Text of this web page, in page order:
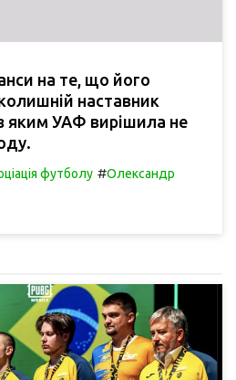
на те, що його
наставник
з яким УАФ вирішила не
футболу #Олександр